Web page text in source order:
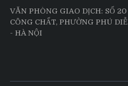
VĂN PHÒNG GIAO DỊCH: SỐ
CÔNG CHẤT, PHƯỜNG PHÚ
- HÀ NỘI